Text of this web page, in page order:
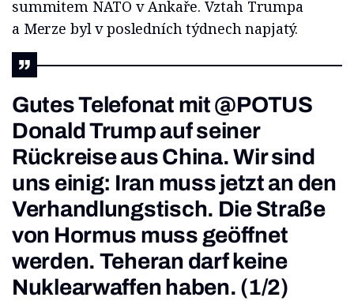
summitem NATO v Ankaře. Vztah Trumpa
a Merze byl v posledních týdnech napjatý.
Gutes Telefonat mit@POTUS
Donald Trump auf seiner
Rückreise aus China. Wir sind
uns einig: Iran muss jetzt an den
Verhandlungstisch. Die Straße
von Hormus muss geöffnet
werden. Teheran darf keine
Nuklearwaffen haben. (1/2)